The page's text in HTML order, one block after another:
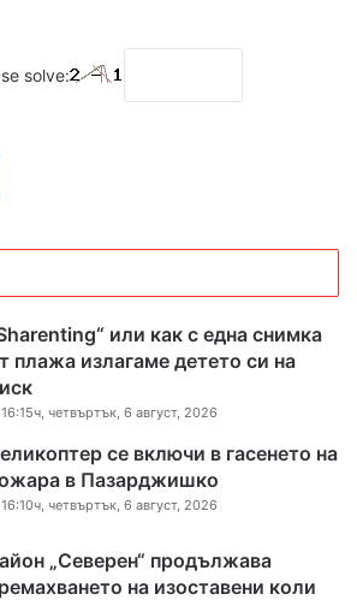
solve:
или как с една снимка
плажа излагаме детето си на
16:15ч, четвъртък, 6 август, 2026
се включи в гасенето на
в Пазарджишко
16:10ч, четвъртък, 6 август, 2026
„Северен“ продължава
на изоставени коли